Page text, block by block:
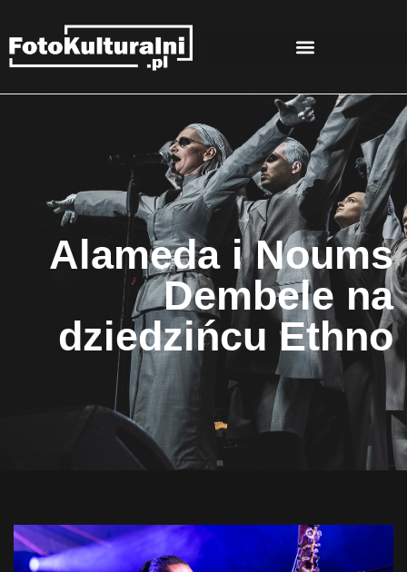
Alameda i Noums
Dembele na
dziedzińcu Ethno